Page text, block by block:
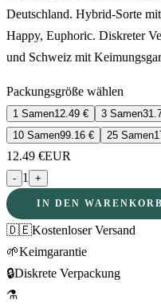
Deutschland. Hybrid-Sorte
Happy, Euphoric. Diskreter
und Schweiz mit
Packungsgröße wählen
1 Samen12.49 € 3 Samen
10 Samen99.16 € 25 Samen
12.49 €EUR
- 1 +
IN DEN WARENKORB
🇩🇪Kostenloser Versand
🌱Keimgarantie
🔒Diskrete Verpackung
⚗